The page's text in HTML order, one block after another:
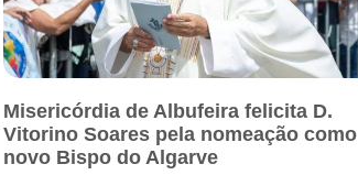
Misericórdia de Albufeira felicita D.
Vitorino Soares pela nomeação como
novo Bispo do Algarve